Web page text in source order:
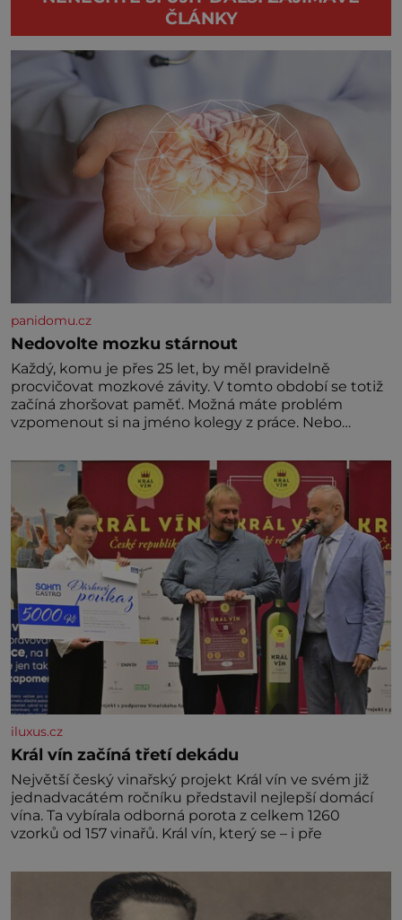
ČLÁNKY
panidomu.cz
Nedovolte mozku stárnout
Každý, komu je přes 25 let, by měl pravidelně
procvičovat mozkové závity. V tomto období se totiž
začíná zhoršovat paměť. Možná máte problém
vzpomenout si na jméno kolegy z práce. Nebo
nedávno přečetli. Je to opravdu tak, s věkem jako
kdyby se paměť rozhodla stávkovat. Cvičte
iluxus.cz
Král vín začíná třetí dekádu
Největší český vinařský projekt Král vín ve svém již
jednadvacátém ročníku představil nejlepší domácí
vína. Ta vybírala odborná porota z celkem 1260
vzorků od 157 vinařů. Král vín, který se – i pře